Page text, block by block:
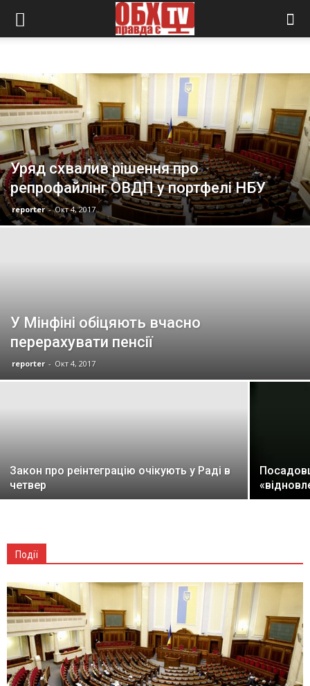
Уряд схвалив рішення про
репрофайлінг ОВДП у портфелі НБУ
reporter - Окт 4, 2017
У Мінфіні обіцяють вчасно
перерахувати пенсії
reporter - Окт 4, 2017
Закон про реінтеграцію очікують у Раді в
четвер
Події